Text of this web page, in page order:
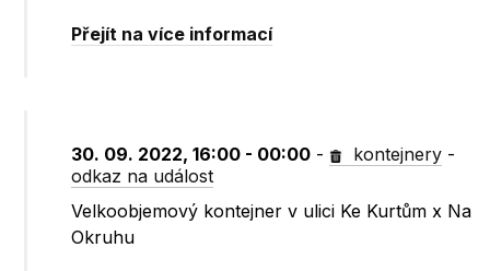
Přejít na více informací
30. 09. 2022, 16:00 - 00:00 - kontejnery -
odkaz na událost
Velkoobjemový kontejner v ulici Ke Kurtům x Na
Okruhu